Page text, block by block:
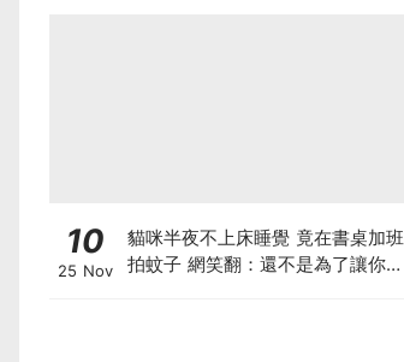
10
25 Nov
貓咪半夜不上床睡覺 竟在書桌加班
拍蚊子 網笑翻：還不是為了讓你睡